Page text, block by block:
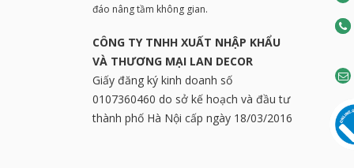
đáo nâng tầm không gian.
CÔNG TY TNHH XUẤT NHẬP KHẨU
VÀ THƯƠNG MẠI LAN DECOR
Giấy đăng ký kinh doanh số
0107360460 do sở kế hoạch và đầu tư
thành phố Hà Nội cấp ngày 18/03/2016